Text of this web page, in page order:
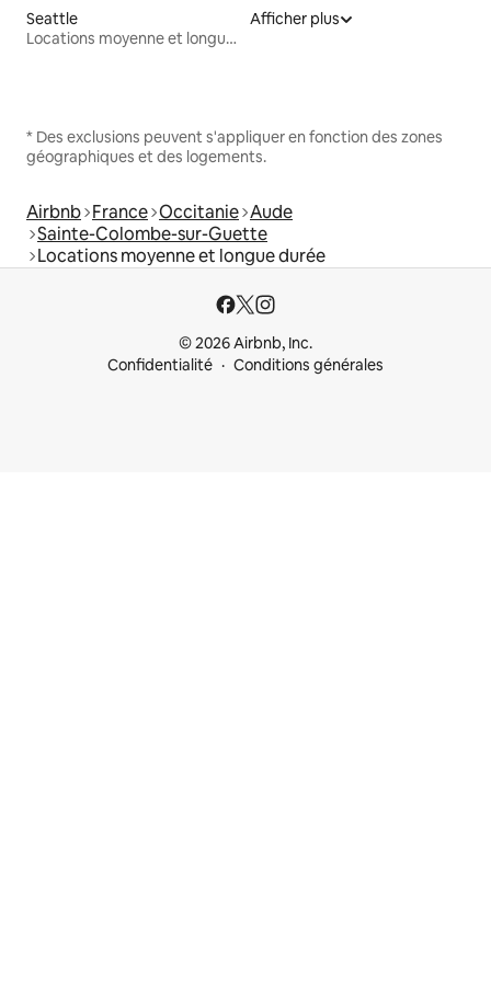
Seattle
Locations moyenne et longue durée
Afficher plus
* Des exclusions peuvent s'appliquer en fonction des zones
géographiques et des logements.
Airbnb France Occitanie Aude
Sainte-Colombe-sur-Guette
Locations moyenne et longue durée
© 2026 Airbnb, Inc.
Confidentialité
Conditions générales